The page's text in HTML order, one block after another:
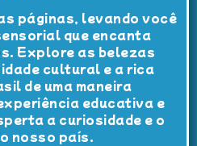
páginas, levando você
que encanta
Explore as belezas
cultural e a rica
de uma maneira
educativa e
a curiosidade e o
nosso país.